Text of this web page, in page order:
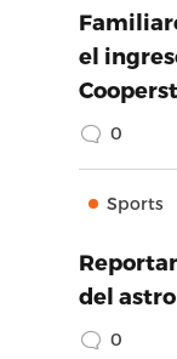
el
0
Sports
del
0